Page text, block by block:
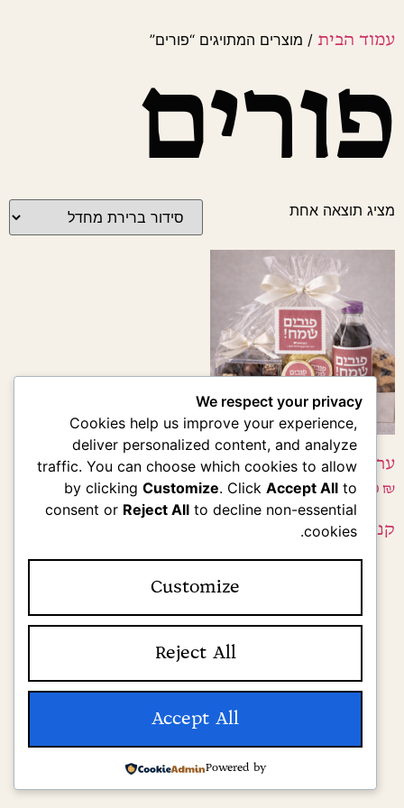
עמוד הבית / מוצרים המתויגים “פורים”
פורים
מציג תוצאה אחת
ערכת מיתוג משלוחי מנות
0.00₪
קנה עכשיוהוספה לסל
We respect your privacy
Cookies help us improve your experience,
deliver personalized content, and analyze
traffic. You can choose which cookies to allow
by clickingCustomize. ClickAccept All to
consent or Reject All to decline non-essential
cookies.
Customize
Reject All
Accept All
Powered by